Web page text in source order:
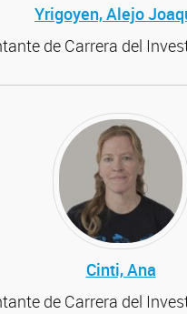
Yrigoyen, Alejo
de Carrera del
Cinti, Ana
de Carrera del